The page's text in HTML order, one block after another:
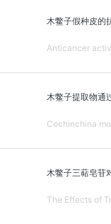
木鳖子假种皮的
Anticancer
木鳖子提取物通
Cochinchina
木鳖子三萜皂苷
The Effects of